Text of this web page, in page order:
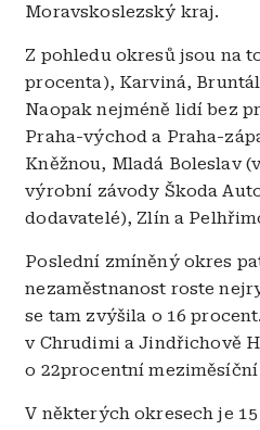
Moravskoslezský kraj.
Z pohledu okresů jsou na
procenta), Karviná,
Naopak nejméně lidí bez
Praha-východ a Praha-
Kněžnou, Mladá Boleslav
výrobní závody Škoda
dodavatelé), Zlín a
Poslední zmíněný okres
nezaměstnanost roste
se tam zvýšila o 16
v Chrudimi a Jindřichově
o 22procentní
V některých okresech je